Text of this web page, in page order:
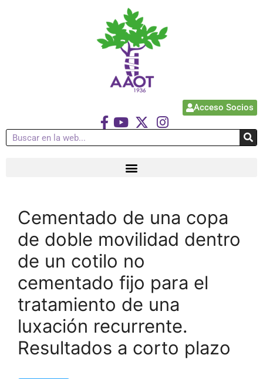
Acceso Socios
Cementado de una copa
de doble movilidad dentro
de un cotilo no
cementado fijo para el
tratamiento de una
luxación recurrente.
Resultados a corto plazo